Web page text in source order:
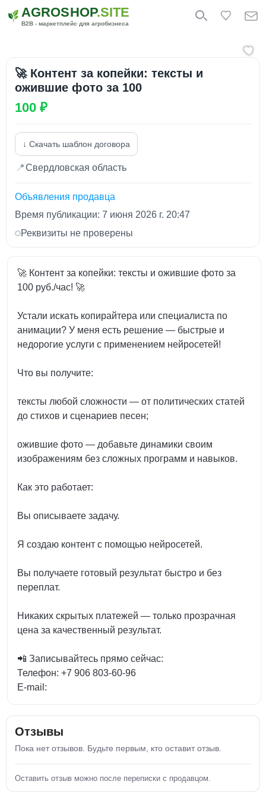
AGROSHOP.SITE
B2B - маркетплейс для агробизнеса
🚀 Контент за копейки: тексты и
ожившие фото за 100
100 ₽
↓ Скачать шаблон договора
📍Свердловская область
Объявления продавца
Время публикации: 7 июня 2026 г. 20:47
Реквизиты не проверены
🚀 Контент за копейки: тексты и ожившие фото за
100 руб./час! 🚀
Устали искать копирайтера или специалиста по
анимации? У меня есть решение — быстрые и
недорогие услуги с применением нейросетей!
Что вы получите:
тексты любой сложности — от политических статей
до стихов и сценариев песен;
ожившие фото — добавьте динамики своим
изображениям без сложных программ и навыков.
Как это работает:
Вы описываете задачу.
Я создаю контент с помощью нейросетей.
Вы получаете готовый результат быстро и без
переплат.
Никаких скрытых платежей — только прозрачная
цена за качественный результат.
📲 Записывайтесь прямо сейчас:
Телефон: +7 906 803‑60‑96
E‑mail:
Отзывы
Пока нет отзывов. Будьте первым, кто оставит отзыв.
Оставить отзыв можно после переписки с продавцом.